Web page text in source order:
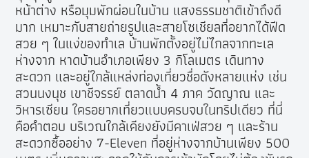
หน้าต่าง หรือมุมพักผ่อนในบ้าน แสงธรรมชาติเข้าถึงดี
มาก เหมาะกับสายถ่ายรูปและสายโซเชียลที่อยากได้ฟีด
สวย ๆ ในแง่ของทำเล บ้านพักตั้งอยู่ไม่ไกลจากทะเล
ห่างจาก หาดบ้านอำเภอเพียง 3 กิโลเมตร เดินทาง
สะดวก และอยู่ใกล้แหล่งท่องเที่ยวชื่อดังหลายแห่ง เช่น
สวนนงนุช เขาชีจรรย์ ตลาดน้ำ 4 ภาค วัดญาณ และ
วิหารเซียน ใครอยากเที่ยวแบบครบจบในทริปเดียว ที่นี่
คือคำตอบ บริเวณใกล้เคียงยังมีคาเฟ่สวย ๆ และร้าน
สะดวกซื้ออย่าง 7-Eleven ที่อยู่ห่างจากบ้านเพียง 500